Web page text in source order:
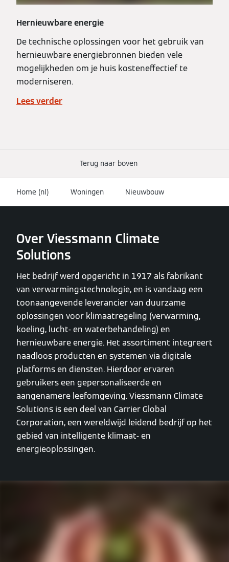
Hernieuwbare energie
De technische oplossingen voor het gebruik van
hernieuwbare energiebronnen bieden vele
mogelijkheden om je huis kosteneffectief te
moderniseren.
Lees verder
Terug naar boven
Home (nl) Woningen Nieuwbouw
Over Viessmann Climate
Solutions
Het bedrijf werd opgericht in 1917 als fabrikant
van verwarmingstechnologie, en is vandaag een
toonaangevende leverancier van duurzame
oplossingen voor klimaatregeling (verwarming,
koeling, lucht- en waterbehandeling) en
hernieuwbare energie. Het assortiment integreert
naadloos producten en systemen via digitale
platforms en diensten. Hierdoor ervaren
gebruikers een gepersonaliseerde en
aangenamere leefomgeving. Viessmann Climate
Solutions is een deel van Carrier Global
Corporation, een wereldwijd leidend bedrijf op het
gebied van intelligente klimaat- en
energieoplossingen.